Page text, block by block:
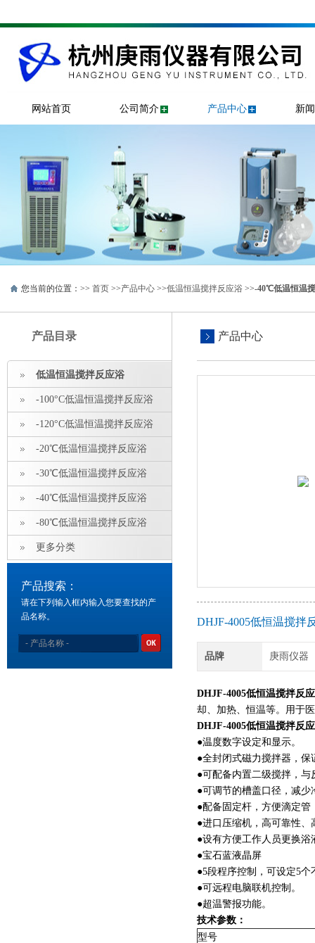
网站首页 公司简介 产品中心 新
您当前的位置：>> 首页 >>产品中心 >>低温恒温搅拌反应浴 >>-40℃低温恒温
产品目录
低温恒温搅拌反应浴
-100°C低温恒温搅拌反应浴
-120°C低温恒温搅拌反应浴
-20℃低温恒温搅拌反应浴
-30℃低温恒温搅拌反应浴
-40℃低温恒温搅拌反应浴
-80℃低温恒温搅拌反应浴
更多分类
产品搜索：
请在下列输入框内输入您要查找的产
品名称。
产品中心
DHJF-4005低恒温搅拌
品牌 庚雨仪器
DHJF-4005低恒温搅拌反
却、加热、恒温等。用于
DHJF-4005低恒温搅拌反
●温度数字设定和显示。
●全封闭式磁力搅拌器，
●可配备内置二级搅拌，
●可调节的槽盖口径，减
●配备固定杆，方便滴定
●进口压缩机，高可靠性
●设有方便工作人员更换
●宝石蓝液晶屏
●5段程序控制，可设定5
●可远程电脑联机控制。
●超温警报功能。
技术参数：
型号